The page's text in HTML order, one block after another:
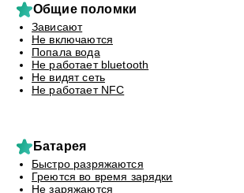
Общие поломки
Зависают
Не включаются
Попала вода
Не работает bluetooth
Не видят сеть
Не работает NFC
Батарея
Быстро разряжаются
Греются во время зарядки
Не заряжаются